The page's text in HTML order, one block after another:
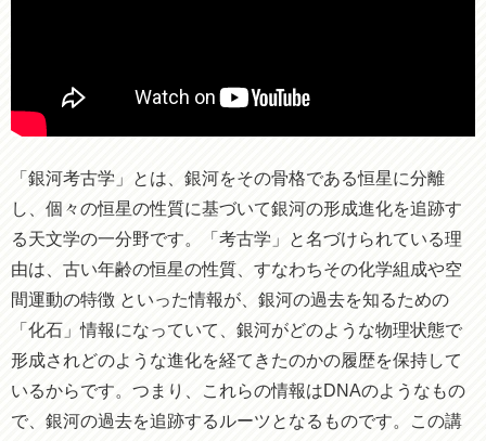
「銀河考古学」とは、銀河をその骨格である恒星に分離
し、個々の恒星の性質に基づいて銀河の形成進化を追跡す
る天文学の一分野です。「考古学」と名づけられている理
由は、古い年齢の恒星の性質、すなわちその化学組成や空
間運動の特徴 といった情報が、銀河の過去を知るための
「化石」情報になっていて、銀河がどのような物理状態で
形成されどのような進化を経てきたのかの履歴を保持して
いるからです。つまり、これらの情報はDNAのようなもの
で、銀河の過去を追跡するルーツとなるものです。この講